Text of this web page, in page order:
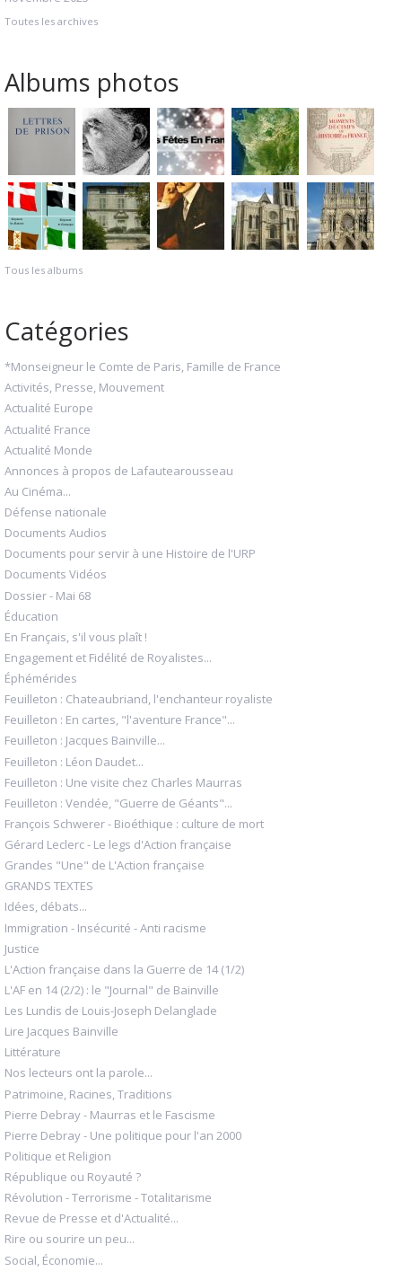
Toutes les archives
Albums photos
Tous les albums
Catégories
*Monseigneur le Comte de Paris, Famille de France
Activités, Presse, Mouvement
Actualité Europe
Actualité France
Actualité Monde
Annonces à propos de Lafautearousseau
Au Cinéma...
Défense nationale
Documents Audios
Documents pour servir à une Histoire de l'URP
Documents Vidéos
Dossier - Mai 68
Éducation
En Français, s'il vous plaît !
Engagement et Fidélité de Royalistes...
Éphémérides
Feuilleton : Chateaubriand, l'enchanteur royaliste
Feuilleton : En cartes, "l'aventure France"...
Feuilleton : Jacques Bainville...
Feuilleton : Léon Daudet...
Feuilleton : Une visite chez Charles Maurras
Feuilleton : Vendée, "Guerre de Géants"...
François Schwerer - Bioéthique : culture de mort
Gérard Leclerc - Le legs d'Action française
Grandes "Une" de L'Action française
GRANDS TEXTES
Idées, débats...
Immigration - Insécurité - Anti racisme
Justice
L'Action française dans la Guerre de 14 (1/2)
L'AF en 14 (2/2) : le "Journal" de Bainville
Les Lundis de Louis-Joseph Delanglade
Lire Jacques Bainville
Littérature
Nos lecteurs ont la parole...
Patrimoine, Racines, Traditions
Pierre Debray - Maurras et le Fascisme
Pierre Debray - Une politique pour l'an 2000
Politique et Religion
République ou Royauté ?
Révolution - Terrorisme - Totalitarisme
Revue de Presse et d'Actualité...
Rire ou sourire un peu...
Social, Économie...